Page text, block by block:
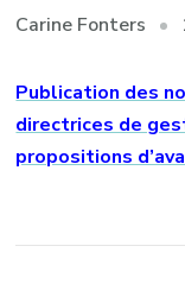
Carine Fonters
Publication des
directrices de
propositions